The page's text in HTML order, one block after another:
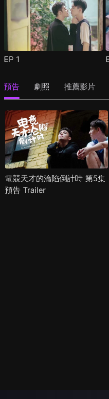
EP 1
預告 劇照 推薦影片
電競天才的淪陷倒計時 第5集
預告 Trailer